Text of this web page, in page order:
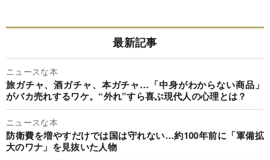
最新記事
ニュースな本
旅ガチャ、酒ガチャ、本ガチャ…「中身がわからない商品」
がバカ売れするワケ。“外れ”すら喜ぶ現代人の心理とは？
ニュースな本
防衛費を増やすだけでは国は守れない…約100年前に「軍備拡
大のワナ」を見抜いた人物